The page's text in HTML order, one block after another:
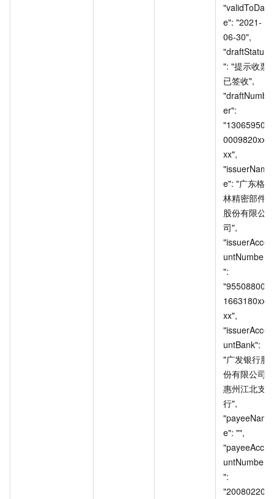
"validToDat
e": "2021-
06-30",
"draftStatus
": "提示收票
已签收",
"draftNumb
er":
"13065950
0009820xx
xx",
"issuerNam
e": "广东格
林精密部件
股份有限公
司",
"issuerAcco
untNumber
":
"95508800
1663180xx
xx",
"issuerAcco
untBank":
"广发银行股
份有限公司
惠州江北支
行",
"payeeNam
e": "",
"payeeAcco
untNumber
":
"20080220